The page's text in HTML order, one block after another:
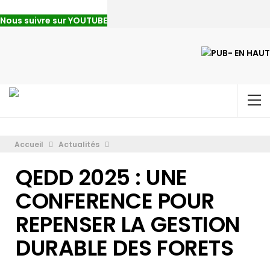
Nous suivre sur YOUTUBE
Accueil Actualités
QEDD 2025 : UNE
CONFERENCE POUR
REPENSER LA GESTION
DURABLE DES FORETS